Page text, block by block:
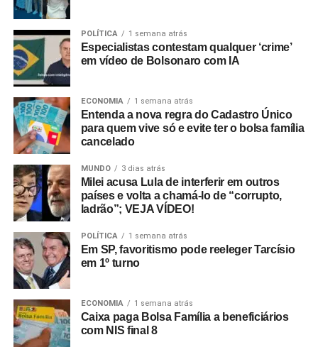
POLÍTICA 1 semana atrás
Especialistas contestam qualquer ‘crime’
em vídeo de Bolsonaro com IA
ECONOMIA 1 semana atrás
Entenda a nova regra do Cadastro Único
para quem vive só e evite ter o bolsa família
cancelado
MUNDO 3 dias atrás
Milei acusa Lula de interferir em outros
países e volta a chamá-lo de “corrupto,
ladrão”; VEJA VÍDEO!
POLÍTICA 1 semana atrás
Em SP, favoritismo pode reeleger Tarcísio
em 1º turno
ECONOMIA 1 semana atrás
Caixa paga Bolsa Família a beneficiários
com NIS final 8